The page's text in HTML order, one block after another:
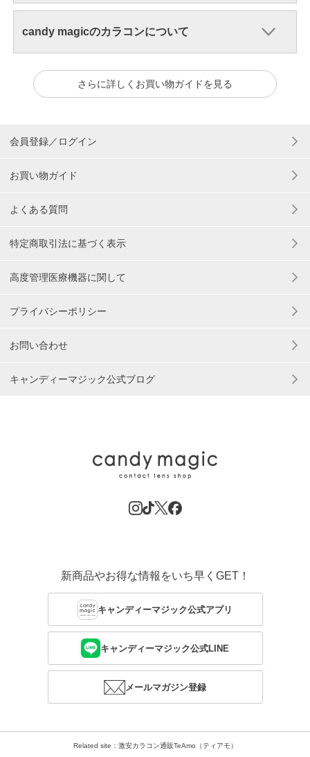
candy magicのカラコンについて
さらに詳しくお買い物ガイドを見る
会員登録／ログイン
お買い物ガイド
よくある質問
特定商取引法に基づく表示
高度管理医療機器に関して
プライバシーポリシー
お問い合わせ
キャンディーマジック公式ブログ
新商品やお得な情報をいち早くGET！
キャンディーマジック公式アプリ
キャンディーマジック公式LINE
メールマガジン登録
Related site：激安カラコン通販TeAmo（ティアモ）